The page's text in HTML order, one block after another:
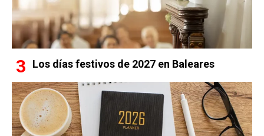
Los días festivos de 2027 en Baleares